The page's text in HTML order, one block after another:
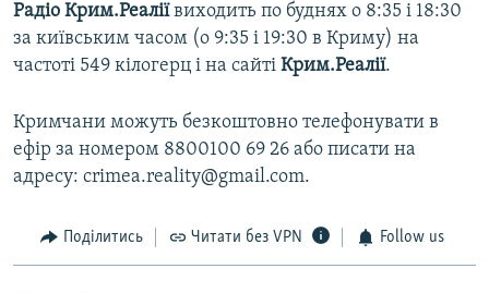
Радіо Крим.Реаліївиходить по буднях о 8:35 і 18:30
за київським часом (о 9:35 і 19:30 в Криму) на
частоті 549 кілогерц і на сайті Крим.Реалії.
Кримчани можуть безкоштовно телефонувати в
ефір за номером 8800100 69 26 або писати на
адресу: crimea.reality@gmail.com.
Поділитись Читати без VPN Follow us